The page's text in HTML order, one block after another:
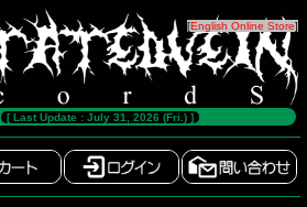
[English Online Store]
[ Last Update : July 31, 2026 (Fri.) ]